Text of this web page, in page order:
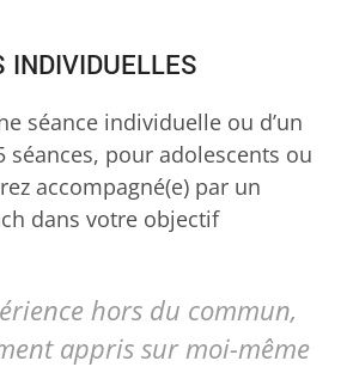
INDIVIDUELLES
séance individuelle ou d’un
séances, pour adolescents ou
accompagné(e) par un
dans votre objectif
hors du commun,
appris sur moi-même